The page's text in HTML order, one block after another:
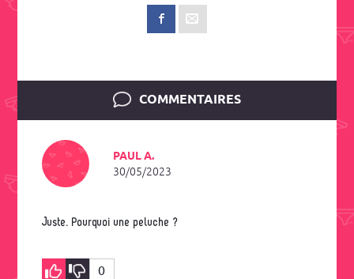
COMMENTAIRES
PAUL A.
30/05/2023
Juste. Pourquoi une peluche ?
0